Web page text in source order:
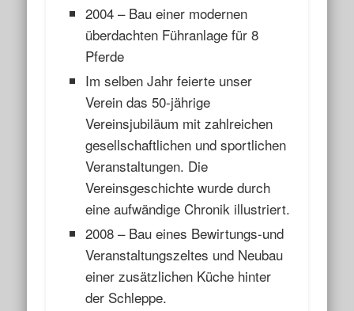
2004 – Bau einer modernen
überdachten Führanlage für 8
Pferde
Im selben Jahr feierte unser
Verein das 50-jährige
Vereinsjubiläum mit zahlreichen
gesellschaftlichen und sportlichen
Veranstaltungen. Die
Vereinsgeschichte wurde durch
eine aufwändige Chronik illustriert.
2008 – Bau eines Bewirtungs-und
Veranstaltungszeltes und Neubau
einer zusätzlichen Küche hinter
der Schleppe.